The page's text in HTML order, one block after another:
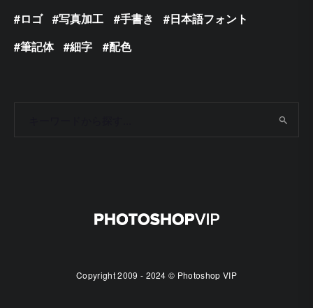
ロゴ
写真加工 手書き
日本語フォント
筆記体
細字 配色
Copyright 2009 - 2024 © Photoshop VIP